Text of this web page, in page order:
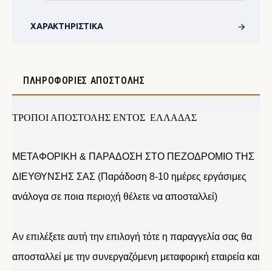
ΧΑΡΑΚΤΗΡΙΣΤΙΚΆ
ΠΛΗΡΟΦΟΡΊΕΣ ΑΠΟΣΤΟΛΉΣ
ΤΡΟΠΟΙ ΑΠΟΣΤΟΛΗΣ ΕΝΤΟΣ ΕΛΛΑΔΑΣ
ΜΕΤΑΦΟΡΙΚΗ & ΠΑΡΑΔΟΣΗ ΣΤΟ ΠΕΖΟΔΡΟΜΙΟ ΤΗΣ
ΔΙΕΥΘΥΝΣΗΣ ΣΑΣ (Παράδοση 8-10 ημέρες εργάσιμες
ανάλογα σε ποια περιοχή θέλετε να αποσταλλεί)
Αν επιλέξετε αυτή την επιλογή τότε η παραγγελία σας θα
αποσταλλεί με την συνεργαζόμενη μεταφορική εταιρεία και